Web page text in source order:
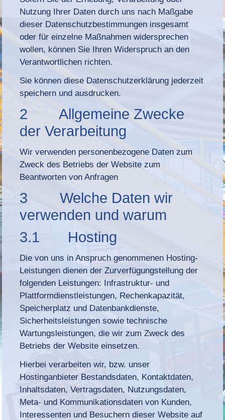
Nutzung Ihrer Daten durch uns nach Maßgabe
dieser Datenschutzbestimmungen insgesamt
oder für einzelne Maßnahmen widersprechen
wollen, können Sie Ihren Widerspruch an den
Verantwortlichen richten.
Sie können diese Datenschutzerklärung jederzeit
speichern und ausdrucken.
2 Allgemeine Zwecke
der Verarbeitung
Wir verwenden personenbezogene Daten zum
Zweck des Betriebs der Website zum
Beantworten von Anfragen
3 Welche Daten wir
verwenden und warum
3.1 Hosting
Die von uns in Anspruch genommenen Hosting-
Leistungen dienen der Zurverfügungstellung der
folgenden Leistungen: Infrastruktur- und
Plattformdienstleistungen, Rechenkapazität,
Speicherplatz und Datenbankdienste,
Sicherheitsleistungen sowie technische
Wartungsleistungen, die wir zum Zweck des
Betriebs der Website einsetzen.
Hierbei verarbeiten wir, bzw. unser
Hostinganbieter Bestandsdaten, Kontaktdaten,
Inhaltsdaten, Vertragsdaten, Nutzungsdaten,
Meta- und Kommunikationsdaten von Kunden,
Interessenten und Besuchern dieser Website auf